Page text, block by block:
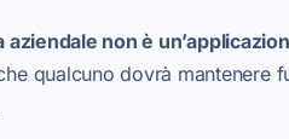
aziendale non è
qualcuno dovrà mantenere